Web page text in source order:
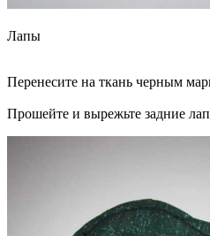
Лапы
Перенесите на ткань черным
Прошейте и вырежьте задние